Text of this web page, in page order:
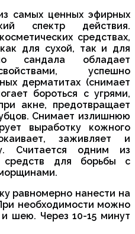
самых ценных эфирных
спектр действия.
средствах,
для сухой, так и для
сандала обладает
успешно
дерматитах (снимает
бороться с угрями,
акне, предотвращает
Снимает излишнюю
выработку кожного
заживляет и
Считается одним из
средств для борьбы с
равномерно нанести на
необходимости можно
шею. Через 10-15 минут